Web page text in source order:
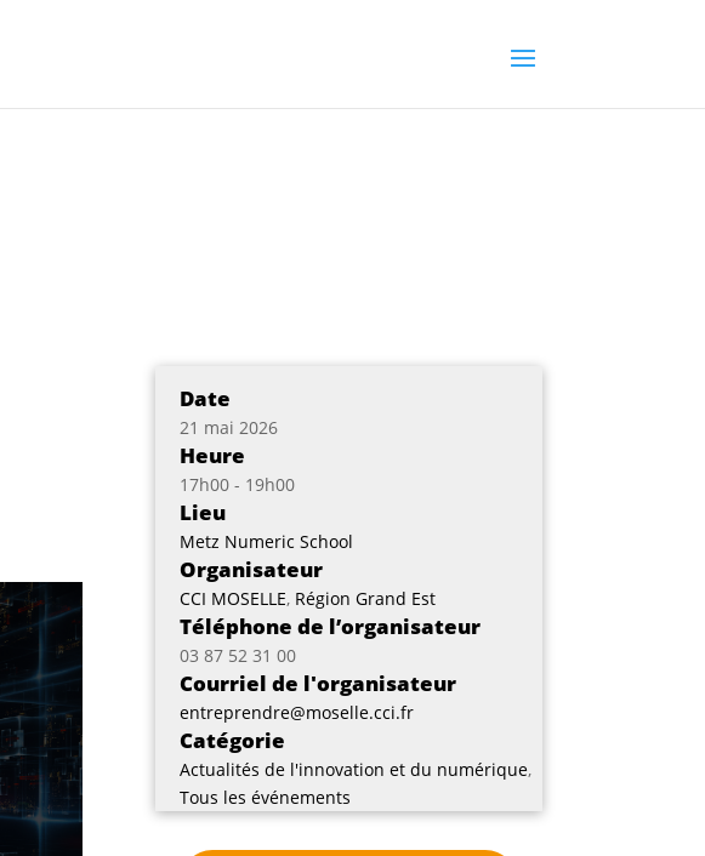
Date
21 mai 2026
Heure
17h00 - 19h00
Lieu
Metz Numeric School
Organisateur
CCI MOSELLE, Région Grand Est
Téléphone de l’organisateur
03 87 52 31 00
Courriel de l'organisateur
entreprendre@moselle.cci.fr
Catégorie
Actualités de l'innovation et du numérique,
Tous les événements